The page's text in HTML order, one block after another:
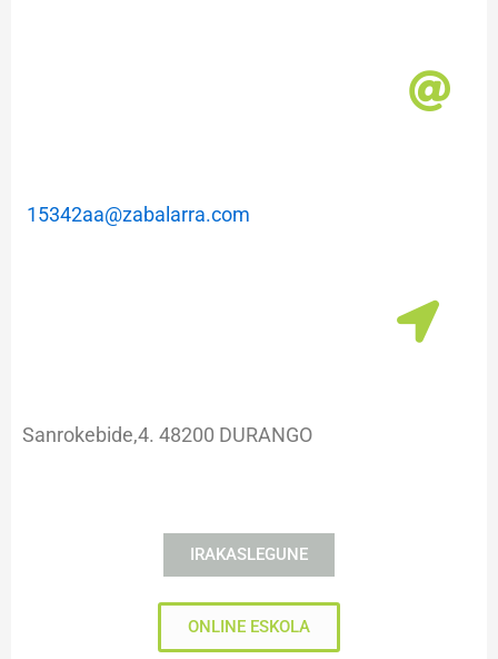
15342aa@zabalarra.com
Sanrokebide,4. 48200 DURANGO
IRAKASLEGUNE
ONLINE ESKOLA